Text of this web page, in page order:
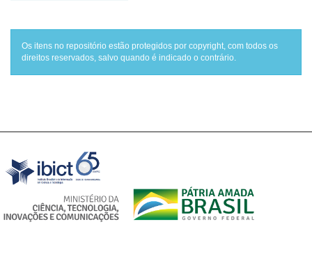
Os itens no repositório estão protegidos por copyright, com todos os
direitos reservados, salvo quando é indicado o contrário.